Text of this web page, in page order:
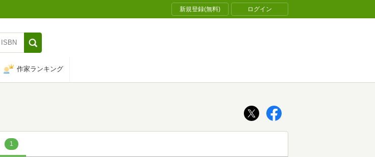
新規登録(無料) ログイン
作家ランキング
1